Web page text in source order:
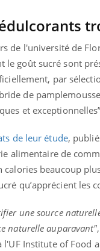
de l'université de
le goût sucré sont
par
de
et
de leur étude,
alimentaire de
calories beaucoup
qu’apprécient les
une source
naturelle auparavant"
l'UF Institute of Food